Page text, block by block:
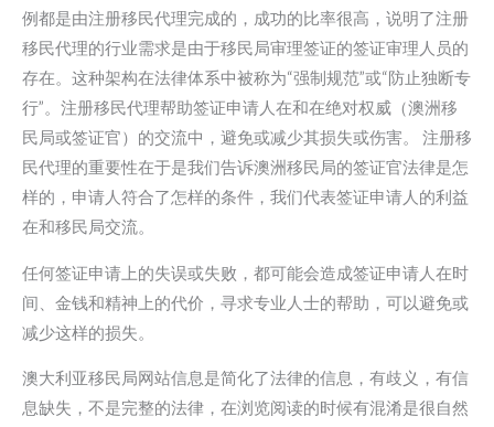
例都是由注册移民代理完成的，成功的比率很高，说明了注册
移民代理的行业需求是由于移民局审理签证的签证审理人员的
存在。这种架构在法律体系中被称为“强制规范”或“防止独断专
行”。注册移民代理帮助签证申请人在和在绝对权威（澳洲移
民局或签证官）的交流中，避免或减少其损失或伤害。 注册移
民代理的重要性在于是我们告诉澳洲移民局的签证官法律是怎
样的，申请人符合了怎样的条件，我们代表签证申请人的利益
在和移民局交流。
任何签证申请上的失误或失败，都可能会造成签证申请人在时
间、金钱和精神上的代价，寻求专业人士的帮助，可以避免或
减少这样的损失。
澳大利亚移民局网站信息是简化了法律的信息，有歧义，有信
息缺失，不是完整的法律，在浏览阅读的时候有混淆是很自然